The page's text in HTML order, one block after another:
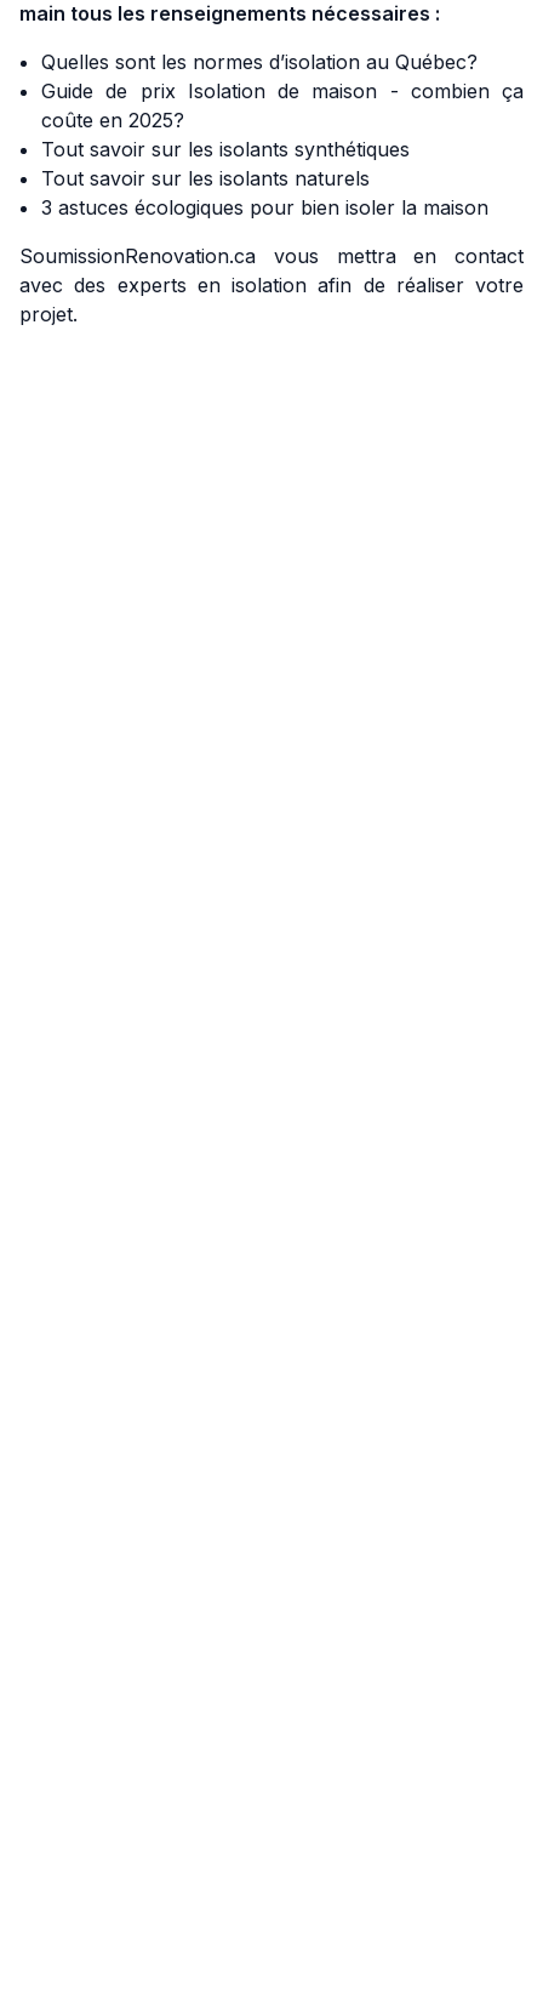
main tous les renseignements nécessaires :
Quelles sont les normes d’isolation au Québec?
Guide de prix Isolation de maison - combien ça
coûte en 2025?
Tout savoir sur les isolants synthétiques
Tout savoir sur les isolants naturels
3 astuces écologiques pour bien isoler la maison
SoumissionRenovation.ca vous mettra en contact
avec des experts en isolation afin de réaliser votre
projet.